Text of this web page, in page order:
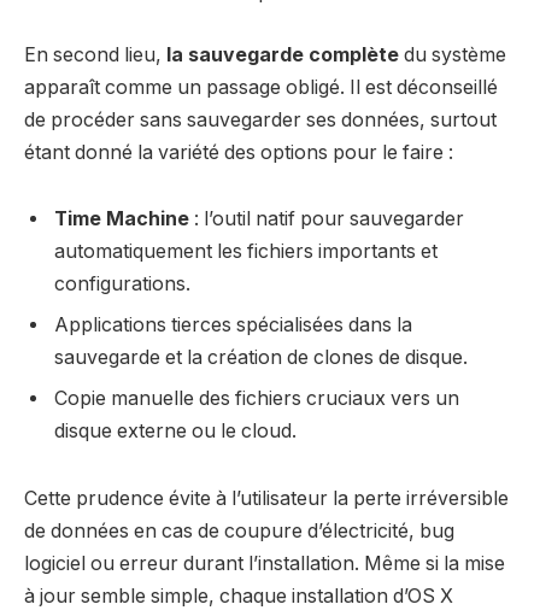
En second lieu, la sauvegarde complète du système
apparaît comme un passage obligé. Il est déconseillé
de procéder sans sauvegarder ses données, surtout
étant donné la variété des options pour le faire :
Time Machine : l’outil natif pour sauvegarder
automatiquement les fichiers importants et
configurations.
Applications tierces spécialisées dans la
sauvegarde et la création de clones de disque.
Copie manuelle des fichiers cruciaux vers un
disque externe ou le cloud.
Cette prudence évite à l’utilisateur la perte irréversible
de données en cas de coupure d’électricité, bug
logiciel ou erreur durant l’installation. Même si la mise
à jour semble simple, chaque installation d’OS X